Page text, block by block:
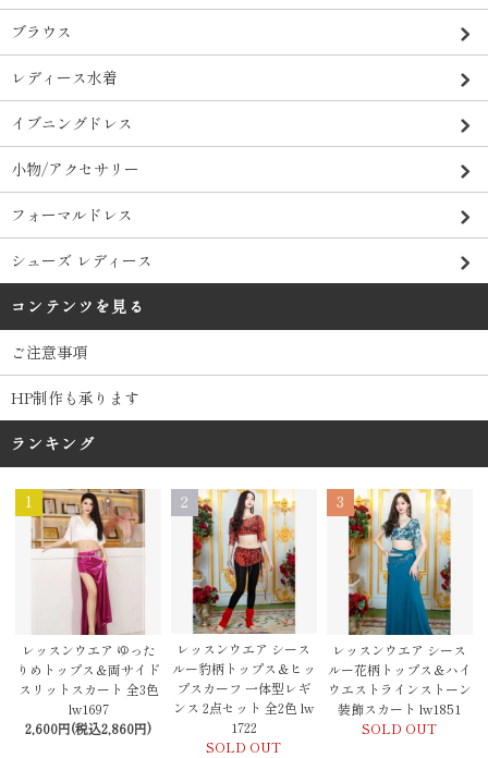
ブラウス
レディース水着
イブニングドレス
小物/アクセサリー
フォーマルドレス
シューズ レディース
コンテンツを見る
ご注意事項
HP制作も承ります
ランキング
1
レッスンウエア ゆった
りめトップス＆両サイド
スリットスカート 全3色
lw1697
2,600円(税込2,860円)
2
レッスンウエア シース
ルー豹柄トップス＆ヒッ
プスカーフ 一体型レギ
ンス 2点セット 全2色 lw
1722
SOLD OUT
3
レッスンウエア シース
ルー花柄トップス＆ハイ
ウエストラインストーン
装飾スカート lw1851
SOLD OUT